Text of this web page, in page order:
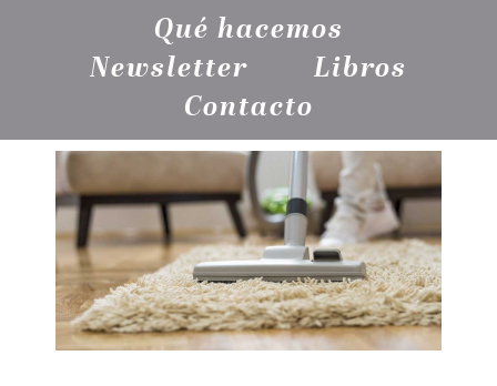
Qué hacemos
Newsletter
Libros
Contacto